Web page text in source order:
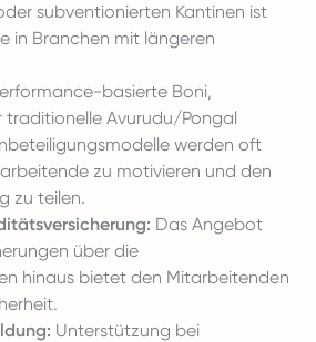
subventionierten Kantinen ist
in Branchen mit längeren
basierte Boni,
traditionelle Avurudu/Pongal
werden oft
zu motivieren und den
zu teilen.
Das Angebot
über die
hinaus bietet den Mitarbeitenden
Unterstützung bei